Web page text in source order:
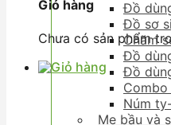
Giỏ hàng
Chưa có sản phẩm
Đồ
Đồ sơ
Chăm
Đồ
Đồ
Núm
Mẹ bầu và